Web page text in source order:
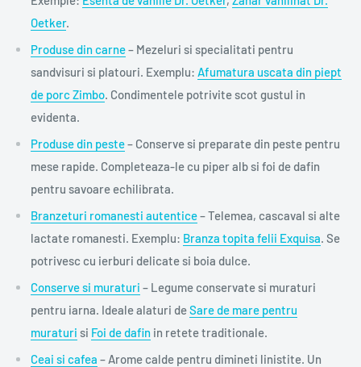
Oetker.
Produse din carne– Mezeluri si specialitati pentru
sandvisuri si platouri. Exemplu: Afumatura uscata din piept
de porc Zimbo. Condimentele potrivite scot gustul in
evidenta.
Produse din peste– Conserve si preparate din peste pentru
mese rapide. Completeaza-le cu piper alb si foi de dafin
pentru savoare echilibrata.
Branzeturi romanesti autentice– Telemea, cascaval si alte
lactate romanesti. Exemplu: Branza topita felii Exquisa. Se
potrivesc cu ierburi delicate si boia dulce.
Conserve si muraturi – Legume conservate si muraturi
pentru iarna. Ideale alaturi deSare de mare pentru
muraturi si Foi de dafin in retete traditionale.
Ceai si cafea – Arome calde pentru dimineti linistite. Un